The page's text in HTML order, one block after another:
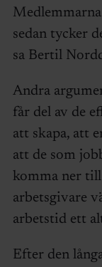
sedan tycker
sa Bertil
Andra
får del av de
att skapa, att
att de som
komma ner
arbetsgivare
arbetstid ett
Efter den